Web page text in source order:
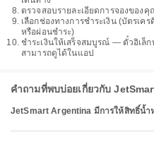
ตรวจสอบรายละเอียดการจองของคุ
เลือกช่องทางการชำระเงิน (บัตรเค
หรือผ่อนชำระ)
ชำระเงินให้เสร็จสมบูรณ์ — ตั๋วอิเล็
สามารถดูได้ในแอป
คำถามที่พบบ่อยเกี่ยวกับ
JetSmart Argentina มีการให้สิทธิ์น้ำ